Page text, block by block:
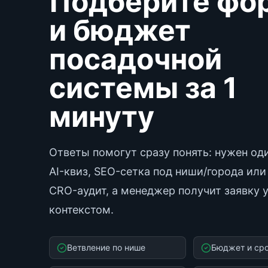
и бюджет
посадочной
системы за 1
минуту
Ответы помогут сразу понять: нужен
AI-квиз, SEO-сетка под ниши/города
CRO-аудит, а менеджер получит заявку
контекстом.
Ветвление по нише Бюджет и